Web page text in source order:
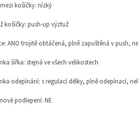
košíčky: nízký
košíčky: push-up výztuž
ANO trojitě obtáčená, plně zapuštěná v push,
šířka: stejná ve všech velikostech
odepínání: s regulací délky, plně odepínací,
podlepení: NE